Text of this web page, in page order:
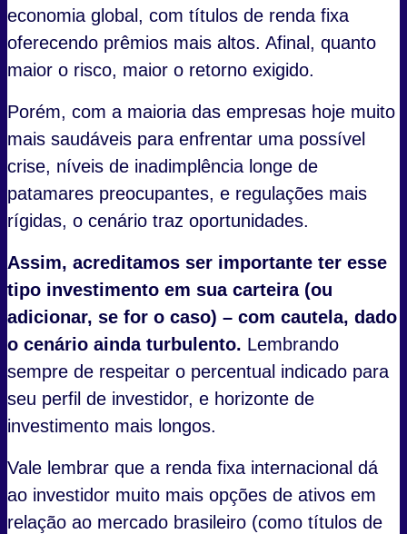
economia global, com títulos de renda fixa
oferecendo prêmios mais altos. Afinal, quanto
maior o risco, maior o retorno exigido.
Porém, com a maioria das empresas hoje muito
mais saudáveis para enfrentar uma possível
crise, níveis de inadimplência longe de
patamares preocupantes, e regulações mais
rígidas, o cenário traz oportunidades.
Assim, acreditamos ser importante ter esse
tipo investimento em sua carteira (ou
adicionar, se for o caso) – com cautela, dado
o cenário ainda turbulento. Lembrando
sempre de respeitar o percentual indicado para
seu perfil de investidor, e horizonte de
investimento mais longos.
Vale lembrar que a renda fixa internacional dá
ao investidor muito mais opções de ativos em
relação ao mercado brasileiro (como títulos de